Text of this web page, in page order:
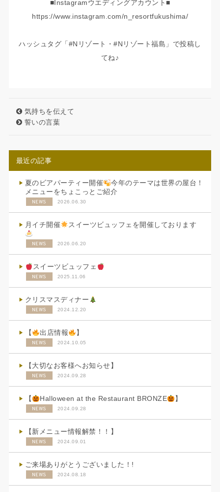
■Instagramウエディングアカウント■
https://www.instagram.com/n_resortfukushima/
ハッシュタグ「#Nリゾート・#Nリゾート福島」で投稿し
てね♪
気持ちを伝えて
誓いの言葉
最近の記事
夏のビアパーティー開催
今年のテーマは世界の屋台！
メニューをちょこっとご紹介
NEWS 2026.06.30
月イチ開催 スイーツビュッフェを開催しております
NEWS 2026.06.20
スイーツビュッフェ
NEWS 2025.11.06
クリスマスディナー
NEWS 2024.12.20
【 出店情報 】
NEWS 2024.10.05
【大切なお客様へお知らせ】
NEWS 2024.09.28
【 Halloween at the Restaurant BRONZE 】
NEWS 2024.09.28
【新メニュー情報解禁！！】
NEWS 2024.09.01
ご来場ありがとうございました！!
NEWS 2024.08.18